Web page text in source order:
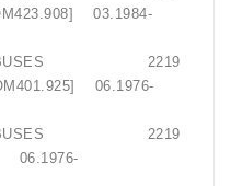
03.1984-
& BUSES 2219
06.1976-
& BUSES 2219